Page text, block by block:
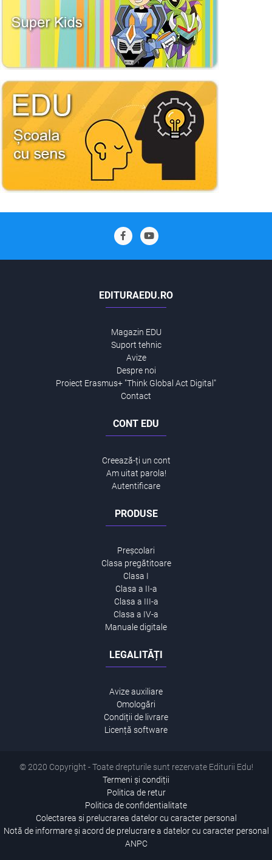
EDITURAEDU.RO
Magazin EDU
Suport tehnic
Avize
Despre noi
Proiect Erasmus+ "Think Global Act Digital"
Contact
CONT EDU
Creează-ți un cont
Am uitat parola!
Autentificare
PRODUSE
Preșcolari
Clasa pregătitoare
Clasa I
Clasa a II-a
Clasa a III-a
Clasa a IV-a
Manuale digitale
LEGALITĂȚI
Avize auxiliare
Omologări
Condiții de livrare
Licență software
© 2020 Copyright - Toate drepturile sunt rezervate Editurii Edu!
Termeni și condiții
Politica de retur
Politica de confidentialitate
Colectarea si prelucrarea datelor cu caracter personal
Notă de informare și acord de prelucrare a datelor cu caracter personal
ANPC